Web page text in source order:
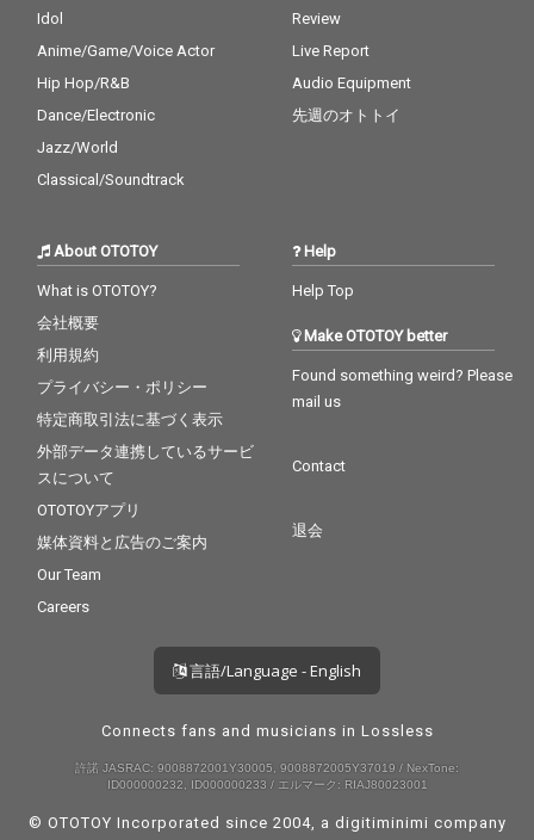
Idol
Anime/Game/Voice Actor
Hip Hop/R&B
Dance/Electronic
Jazz/World
Classical/Soundtrack
Review
Live Report
Audio Equipment
先週のオトトイ
About OTOTOY
What is OTOTOY?
会社概要
利用規約
プライバシー・ポリシー
特定商取引法に基づく表示
外部データ連携しているサービ
スについて
OTOTOYアプリ
媒体資料と広告のご案内
Our Team
Careers
Help
Help Top
Make OTOTOY better
Found something weird? Please
mail us
Contact
退会
言語/Language - English
Connects fans and musicians in Lossless
許諾 JASRAC: 9008872001Y30005, 9008872005Y37019 / NexTone:
ID000000232, ID000000233 / エルマーク: RIAJ80023001
© OTOTOY Incorporated since 2004, a digitiminimi company